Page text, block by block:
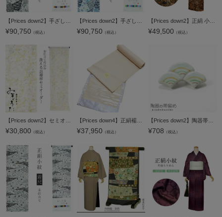
¥90,750 （税込） ¥90,750 （税込）
【Prices down2】正絹 小紋 反物 着物「柿渋染め 更紗」日本製 丹後ちりめん 未仕立て 小紋 京友禅 古典柄＜T＞【メール便不可】
¥49,500 （税込）
¥30,800 （税込） ¥37,950 （税込）
【Prices down2】陶器帯留め「白色 青海波」陶器 和装小物 洒落小物 【メール便不可】
¥708 （税込）